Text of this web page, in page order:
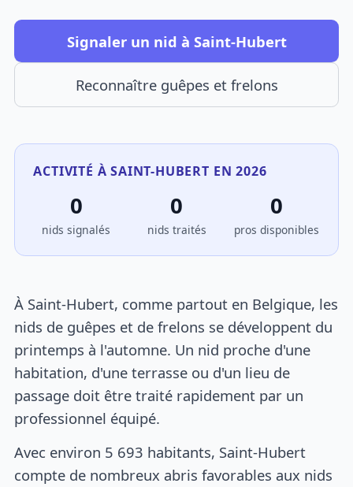
Signaler un nid à Saint-Hubert
Reconnaître guêpes et frelons
ACTIVITÉ À SAINT-HUBERT EN 2026
0
nids signalés
0
nids traités
0
pros disponibles
À Saint-Hubert, comme partout en Belgique, les
nids de guêpes et de frelons se développent du
printemps à l'automne. Un nid proche d'une
habitation, d'une terrasse ou d'un lieu de
passage doit être traité rapidement par un
professionnel équipé.
Avec environ 5 693 habitants, Saint-Hubert
compte de nombreux abris favorables aux nids